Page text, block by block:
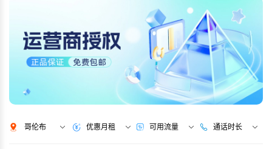
哥伦布 优惠月租 可用流量 通话时长